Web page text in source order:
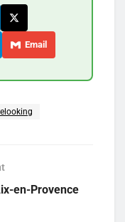
Email
en-Provence